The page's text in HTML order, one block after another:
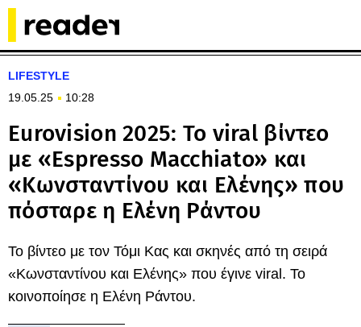
LIFESTYLE
19.05.25
10:28
Eurovision 2025: Το viral βίντεο
με «Espresso Macchiato» και
«Κωνσταντίνου και Ελένης» που
πόσταρε η Ελένη Ράντου
Το βίντεο με τον Τόμι Κας και σκηνές από τη σειρά
«Κωνσταντίνου και Ελένης» που έγινε viral. Το
κοινοποίησε η Ελένη Ράντου.